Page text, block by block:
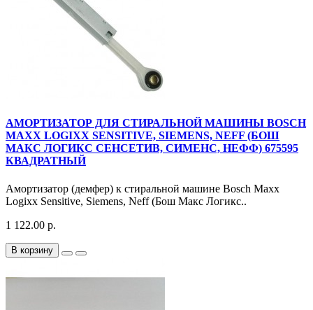
АМОРТИЗАТОР ДЛЯ СТИРАЛЬНОЙ МАШИНЫ BOSCH
MAXX LOGIXX SENSITIVE, SIEMENS, NEFF (БОШ
МАКС ЛОГИКС СЕНСЕТИВ, СИМЕНС, НЕФФ) 675595
КВАДРАТНЫЙ
Амортизатор (демфер) к стиральной машине Bosch Maxx
Logixx Sensitive, Siemens, Neff (Бош Макс Логикс..
1 122.00 р.
В корзину